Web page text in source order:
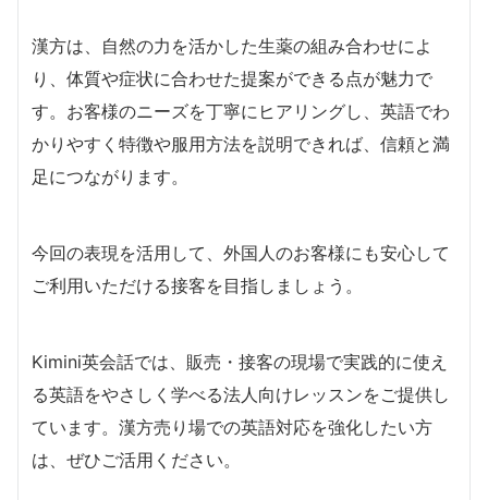
漢方は、自然の力を活かした生薬の組み合わせによ
り、体質や症状に合わせた提案ができる点が魅力で
す。お客様のニーズを丁寧にヒアリングし、英語でわ
かりやすく特徴や服用方法を説明できれば、信頼と満
足につながります。
今回の表現を活用して、外国人のお客様にも安心して
ご利用いただける接客を目指しましょう。
Kimini英会話では、販売・接客の現場で実践的に使え
る英語をやさしく学べる法人向けレッスンをご提供し
ています。漢方売り場での英語対応を強化したい方
は、ぜひご活用ください。